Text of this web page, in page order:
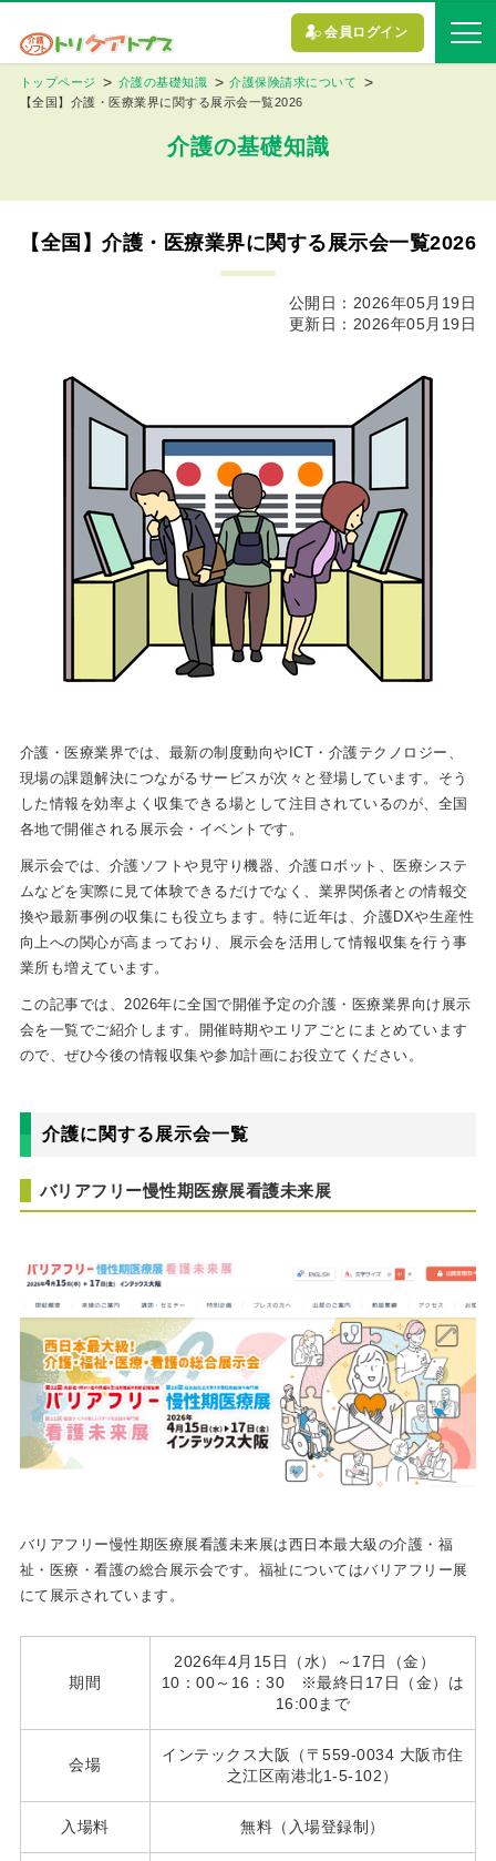
会員ログイン
トップページ 介護の基礎知識
介護保険請求について
【全国】介護・医療業界に関する展示会一覧2026
介護の基礎知識
【全国】介護・医療業界に関する展示会一覧2026
公開日：2026年05月19日
更新日：2026年05月19日
介護・医療業界では、最新の制度動向やICT・介護テクノロジー、
現場の課題解決につながるサービスが次々と登場しています。そう
した情報を効率よく収集できる場として注目されているのが、全国
各地で開催される展示会・イベントです。
展示会では、介護ソフトや見守り機器、介護ロボット、医療システ
ムなどを実際に見て体験できるだけでなく、業界関係者との情報交
換や最新事例の収集にも役立ちます。特に近年は、介護DXや生産性
向上への関心が高まっており、展示会を活用して情報収集を行う事
業所も増えています。
この記事では、2026年に全国で開催予定の介護・医療業界向け展示
会を一覧でご紹介します。開催時期やエリアごとにまとめています
ので、ぜひ今後の情報収集や参加計画にお役立てください。
介護に関する展示会一覧
バリアフリー慢性期医療展看護未来展
バリアフリー慢性期医療展看護未来展は西日本最大級の介護・福
祉・医療・看護の総合展示会です。福祉についてはバリアフリー展
にて展示されています。
期間
2026年4月15日（水）～17日（金）
10：00～16：30 ※最終日17日（金）は
16:00まで
会場
インテックス大阪（〒559-0034 大阪市住
之江区南港北1-5-102）
入場料 無料（入場登録制）